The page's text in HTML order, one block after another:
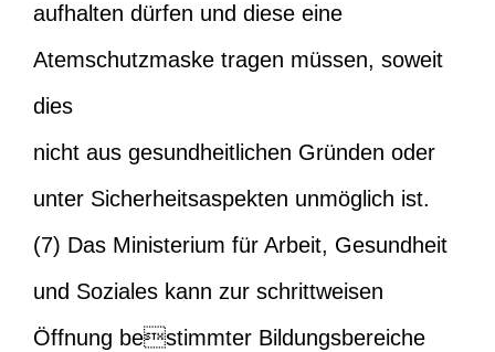
aufhalten dürfen und diese eine
Atemschutzmaske tragen müssen, soweit
dies
nicht aus gesundheitlichen Gründen oder
unter Sicherheitsaspekten unmöglich ist.
(7) Das Ministerium für Arbeit, Gesundheit
und Soziales kann zur schrittweisen
Öffnung bestimmter Bildungsbereiche